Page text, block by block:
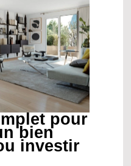
pour
bien
investir